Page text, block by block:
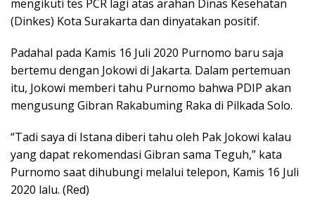
mengikuti tes PCR lagi atas arahan Dinas Kesehatan
(Dinkes) Kota Surakarta dan dinyatakan positif.
Padahal pada Kamis 16 Juli 2020 Purnomo baru saja
bertemu dengan Jokowi di Jakarta. Dalam pertemuan
itu, Jokowi memberi tahu Purnomo bahwa PDIP akan
mengusung Gibran Rakabuming Raka di Pilkada Solo.
“Tadi saya di Istana diberi tahu oleh Pak Jokowi kalau
yang dapat rekomendasi Gibran sama Teguh,” kata
Purnomo saat dihubungi melalui telepon, Kamis 16 Juli
2020 lalu. (Red)